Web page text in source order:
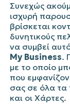
Συνεχώς
ισχυρή
βρίσκεται
δυνητικούς
να συμβεί
My Business.
με το οποίο
που
σας σε όλα τα
και οι Χάρτες.